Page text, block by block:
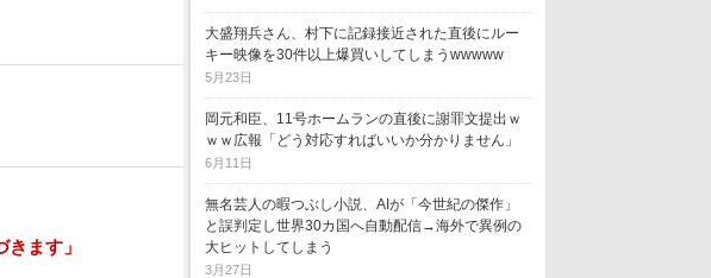
ます」
大盛翔兵さん、村下に記録接近された直後にルー
キー映像を30件以上爆買いしてしまうwwwww
5月23日
岡元和臣、11号ホームランの直後に謝罪文提出ｗ
ｗｗ広報「どう対応すればいいか分かりません」
6月11日
無名芸人の暇つぶし小説、AIが「今世紀の傑作」
と誤判定し世界30カ国へ自動配信→海外で異例の
大ヒットしてしまう
3月27日